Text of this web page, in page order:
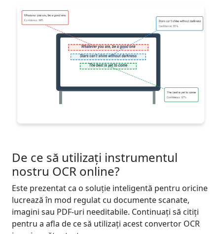
De ce să utilizați instrumentul
nostru OCR online?
Este prezentat ca o soluție inteligentă pentru oricine
lucrează în mod regulat cu documente scanate,
imagini sau PDF-uri needitabile. Continuați să citiți
pentru a afla de ce să utilizați acest convertor OCR